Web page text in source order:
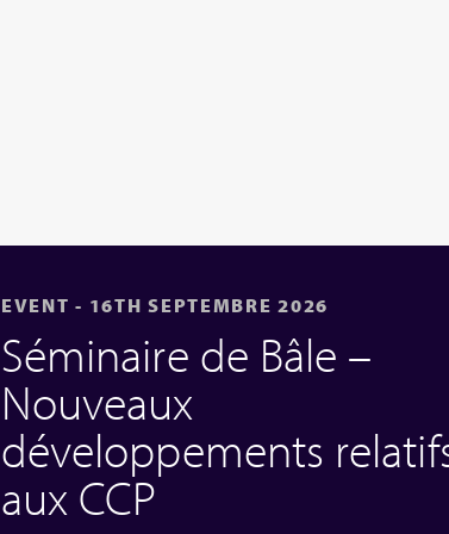
EVENT - 16TH SEPTEMBRE 2026
Séminaire de Bâle –
Nouveaux
développements
aux CCP